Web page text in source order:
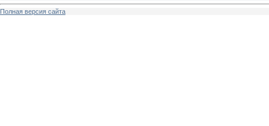
Полная версия сайта